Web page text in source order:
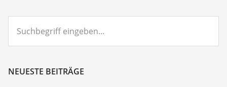
eingeben...
NEUESTE BEITRÄGE